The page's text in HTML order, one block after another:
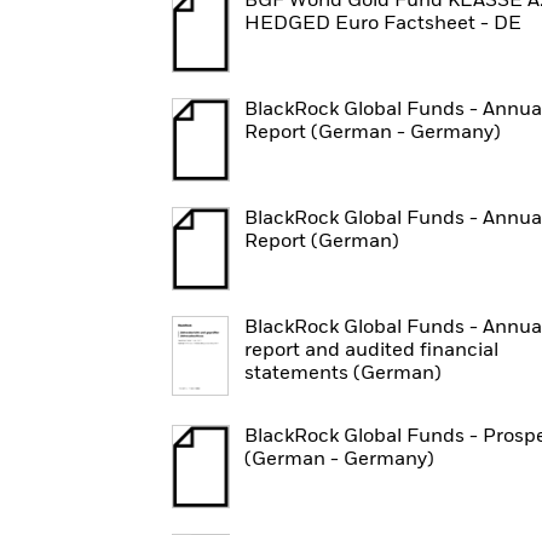
HEDGED Euro Factsheet - DE
BlackRock Global Funds -
Report (German - Germany)
BlackRock Global Funds -
Report (German)
BlackRock Global Funds -
report and audited financial
statements (German)
BlackRock Global Funds -
(German - Germany)